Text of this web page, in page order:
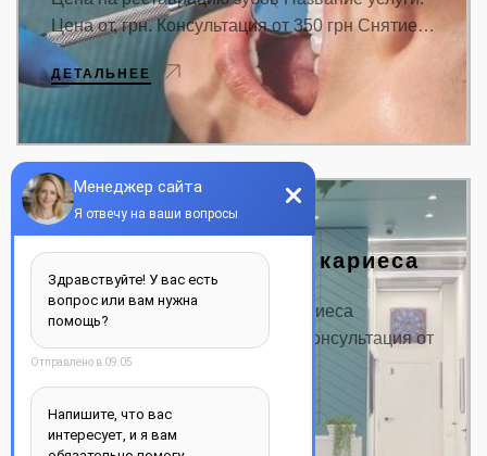
Цена от, грн. Консультация от 350 грн Снятие…
ДЕТАЛЬНЕЕ
Лечение вторичного кариеса
Цена на лечение вторичного кариеса
Название услуги: Цена от, грн. Консультация от
350 грн Лечение…
ДЕТАЛЬНЕЕ